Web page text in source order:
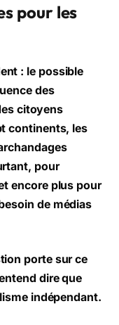
pour les
: le possible
des
citoyens
continents, les
pour
encore plus pour
de médias
porte sur ce
dire que
indépendant.